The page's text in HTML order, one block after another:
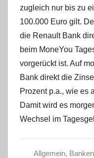
zugleich nur bis zu
100.000 Euro gilt.
die Renault Bank
beim MoneYou
vorgerückt ist. Auf
Bank direkt die
Prozent p.a., wie es
Damit wird es
Wechsel im
Allgemein, Banken